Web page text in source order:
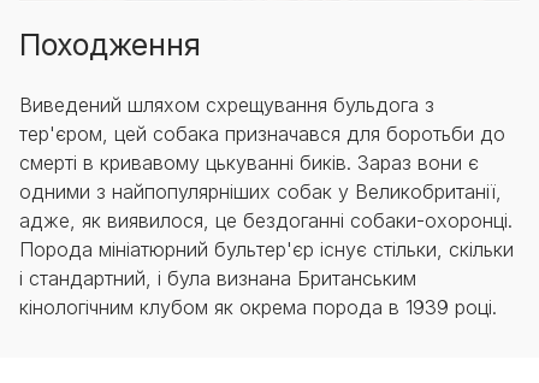
Походження
Виведений шляхом схрещування бульдога з
тер'єром, цей собака призначався для боротьби до
смерті в кривавому цькуванні биків. Зараз вони є
одними з найпопулярніших собак у Великобританії,
адже, як виявилося, це бездоганні собаки-охоронці.
Порода мініатюрний бультер'єр існує стільки, скільки
і стандартний, і була визнана Британським
кінологічним клубом як окрема порода в 1939 році.